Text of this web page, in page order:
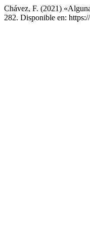
Chávez, F. (2021)
282. Disponible en: